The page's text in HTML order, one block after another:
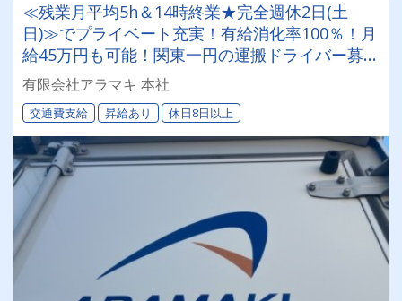
≪残業月平均5h＆14時終業★完全週休2日(土
日)≫でプライベート充実！有給消化率100％！月
給45万円も可能！関東一円の運搬ドライバー募
集！◆創業35年、平均勤続20年以上の定着率の
高さが自慢です✨
有限会社アラマキ 本社
交通費支給 昇給あり 休日8日以上